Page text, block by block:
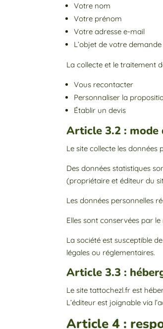
Votre nom
Votre prénom
Votre adresse e-mail
L’objet de votre demande
La collecte et le traitement
Vous recontacter
Personnaliser la
Établir un devis
Article 3.2 : mode
Le site collecte les
Des données statistiques
(propriétaire et éditeur du
Les données personnelles
Elles sont conservées par
La société est susceptible
légales ou réglementaires.
Article 3.3 :
Le site tattochezl.fr est
L’éditeur est joignable via
Article 4 :